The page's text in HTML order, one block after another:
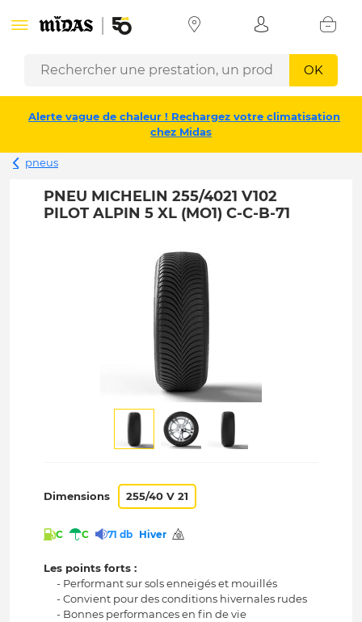
OK
Alerte vague de chaleur ! Rechargez votre climatisation
chez Midas
pneus
PNEU MICHELIN 255/4021 V102
PILOT ALPIN 5 XL (MO1) C-C-B-71
Dimensions 255/40 V 21
C C 71 db Hiver
Les points forts :
- Performant sur sols enneigés et mouillés
- Convient pour des conditions hivernales rudes
- Bonnes performances en fin de vie